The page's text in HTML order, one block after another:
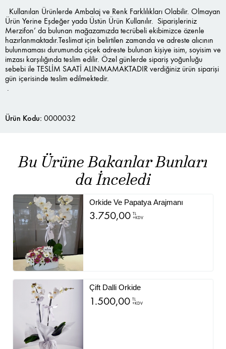
Kullanılan Ürünlerde Ambalaj ve Renk Farklılıkları Olabilir. Olmayan
Ürün Yerine Eşdeğer yada Üstün Ürün Kullanılır. Siparişleriniz
Merzifon’ da bulunan mağazamızda tecrübeli ekibimizce özenle
hazırlanmaktadır.Teslimat için belirtilen zamanda ve adreste alıcının
bulunmaması durumunda çiçek adreste bulunan kişiye isim, soyisim ve
imzası karşılığında teslim edilir. Özel günlerde sipariş yoğunluğu
sebebi ile TESLİM SAATİ ALINMAMAKTADIR verdiğiniz ürün siparişi
gün içerisinde teslim edilmektedir.
.
Ürün Kodu: 0000032
Bu Ürüne Bakanlar Bunları
da İnceledi
Orkide Ve Papatya Arajmanı
3.750,00 TL
+KDV
Çift Dalli Orkide
1.500,00 TL
+KDV